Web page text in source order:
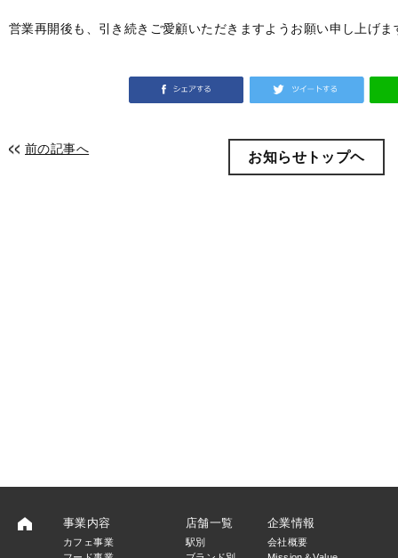
営業再開後も、引き続きご愛顧いただきますようお願い申し上げま
前の記事へ
お知らせトップヘ
事業内容
カフェ事業
店舗一覧
駅別
企業情報
会社概要